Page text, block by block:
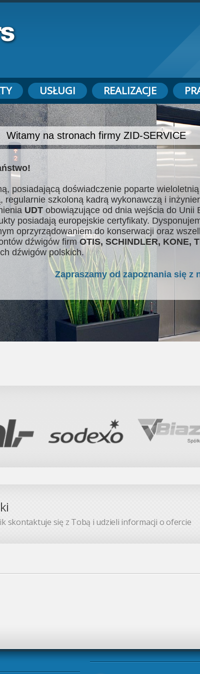
USŁUGI REALIZACJE
Witamy na stronach firmy ZID-SERVICE
posiadającą doświadczenie poparte
regularnie szkoloną kadrą wykonawczą i
UDT obowiązujące od dnia wejścia do Unii
posiadają europejskie certyfikaty.
oprzyrządowaniem do konserwacji oraz
dźwigów firmOTIS, SCHINDLER, KONE,
dźwigów polskich.
Zapraszamy od zapoznania się z
skontaktuje się z Tobą i udzieli informacji o ofercie